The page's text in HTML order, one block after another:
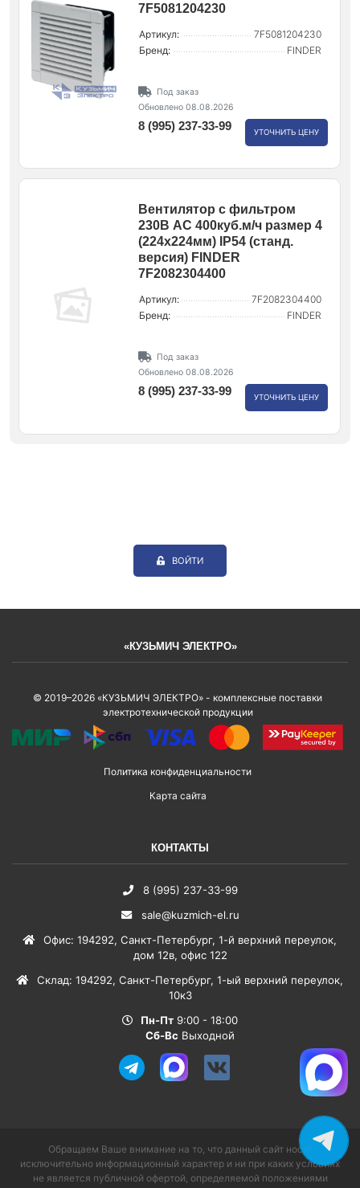
7F5081204230
Артикул:
7F5081204230
Бренд:
FINDER
Под заказ
Обновлено 08.08.2026
8 (995) 237-33-99 УТОЧНИТЬ ЦЕНУ
Вентилятор с фильтром
230В AC 400куб.м/ч размер 4
(224х224мм) IP54 (станд.
версия) FINDER
7F2082304400
Артикул:
7F2082304400
Бренд:
FINDER
Под заказ
Обновлено 08.08.2026
8 (995) 237-33-99 УТОЧНИТЬ ЦЕНУ
ВОЙТИ
«КУЗЬМИЧ ЭЛЕКТРО»
© 2019–2026 «КУЗЬМИЧ ЭЛЕКТРО» - комплексные поставки
электротехнической продукции
Политика конфиденциальности
Карта сайта
КОНТАКТЫ
8 (995) 237-33-99
sale@kuzmich-el.ru
Офис: 194292, Санкт-Петербург, 1-й верхний переулок,
дом 12в, офис 122
Склад: 194292, Санкт-Петербург, 1-ый верхний переулок,
10к3
Пн-Пт 9:00 - 18:00
Сб-Вс Выходной
Обращаем Ваше внимание на то, что данный сайт носит
исключительно информационный характер и ни при каких условиях
не является публичной офертой, определяемой положениями